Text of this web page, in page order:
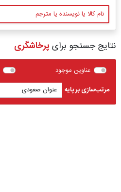
نتایج جستجو برای پرخاشگری
عناوین موجود
مرتب‌سازی بر پایه